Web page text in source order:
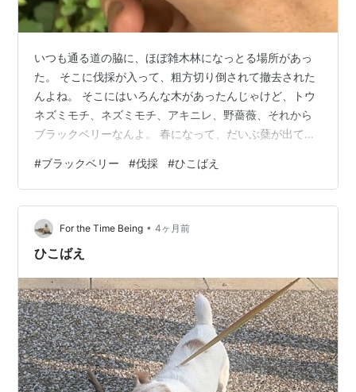
いつも通る道の脇に、ほぼ雑木林になっとる場所があっ
た。 そこに伐採が入って、粗方切り倒されて撤去された
んよね。 そこにはいろんな木があったんじゃけど、トウ
ネズミモチ、ネズミモチ、アキニレ、野薔薇、それから
ブラックベリーなんよ。 春になって、だいぶ蘖が出てき
ベリーの実なんじゃけど、果たしてどうなんかのう？ か
なり伸びが早いけえ、このまま成長して実るかもしれん
のう。 ブラックベリーはわりとコクがあって、とても美
味しいんよね。 根こそぎに近い感じになっとったもん
が、そこから急激に伸びとって、これで花が咲けば実る
#ブラックベリー #伐採 #ひこばえ
For the Time Being • 4ヶ月前
ひこばえ